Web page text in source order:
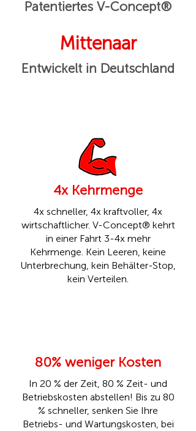
Patentiertes V-Concept®
Mittenaar
Entwickelt in Deutschland
4x Kehrmenge
4x schneller, 4x kraftvoller, 4x
wirtschaftlicher. V-Concept® kehrt
in einer Fahrt 3-4x mehr
Kehrmenge. Kein Leeren, keine
Unterbrechung, kein Behälter-Stop,
kein Verteilen.
80% weniger Kosten
In 20 % der Zeit, 80 % Zeit- und
Betriebskosten abstellen! Bis zu 80
% schneller, senken Sie Ihre
Betriebs- und Wartungskosten, bei